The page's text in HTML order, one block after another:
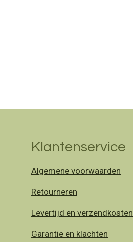
Klantenservice
Algemene voorwaarden
Retourneren
Levertijd en verzendkosten
Garantie en klachten